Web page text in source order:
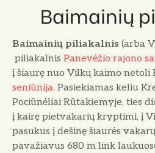
Baimainių
Baimainių piliakalnis (arba
piliakalnis Panevėžio rajono
į šiaurę nuo Vilkų kaimo netoli
seniūnija. Pasiekiamas keliu
Pociūnėliai Rūtakiemyje, ties
į kairę pietvakarių kryptimi, į
pasukus į dešinę šiaurės
pavažiavus 680 m link